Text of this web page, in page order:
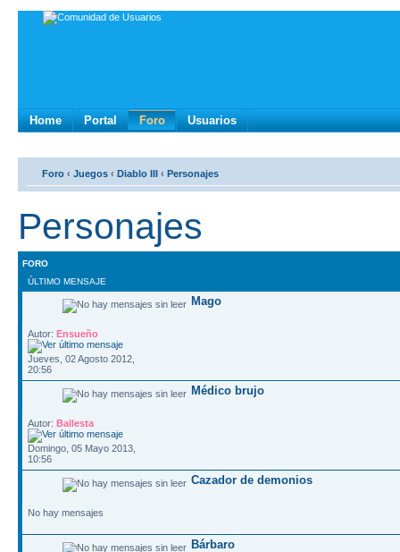
Home Portal Foro Usuarios
Foro ‹ Juegos ‹ Diablo III ‹ Personajes
Personajes
FORO
ÚLTIMO MENSAJE
Mago
Autor: Ensueño
Jueves, 02 Agosto 2012,
20:56
Médico brujo
Autor: Ballesta
Domingo, 05 Mayo 2013,
10:56
Cazador de demonios
No hay mensajes
Bárbaro